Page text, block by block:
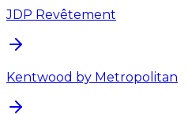
JDP Revêtement
Kentwood by Metropolitan